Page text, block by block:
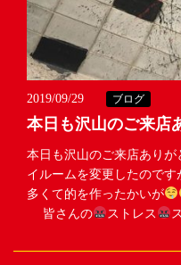
2019/09/29 ブログ
本日も沢山のご来店
本日も沢山のご来店ありが
イルームを変更したので
多くて的を作ったかいが
皆さんの
ストレス